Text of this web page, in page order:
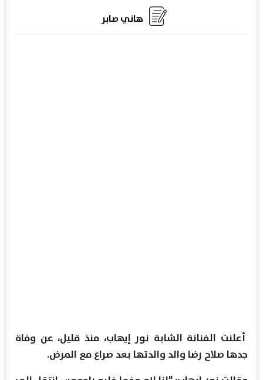
هاني صابر
أعلنت الفنانة الشابة نور إيهاب، منذ قليل، عن وفاة
جدها صلاح رضا والد والدتها بعد صراع مع المرض.